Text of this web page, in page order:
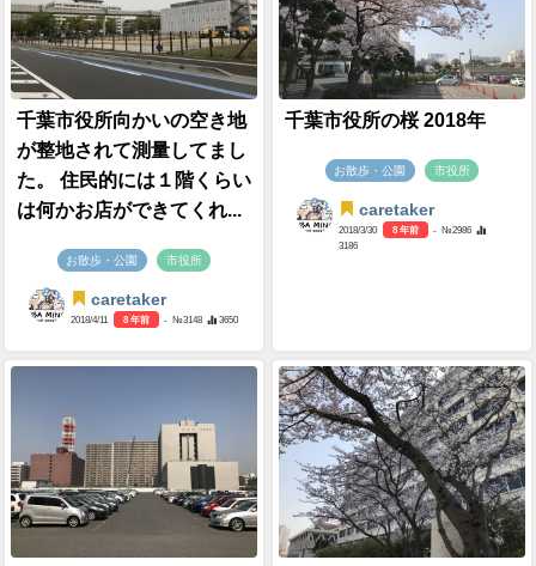
千葉市役所向かいの空き地
が整地されて測量してまし
た。 住民的には１階くらい
は何かお店ができてくれ...
お散歩・公園 市役所
caretaker
2018/4/11 8 年前 - №3148 3650
千葉市役所の桜 2018年
お散歩・公園 市役所
caretaker
2018/3/30 8 年前
- №2986
3186